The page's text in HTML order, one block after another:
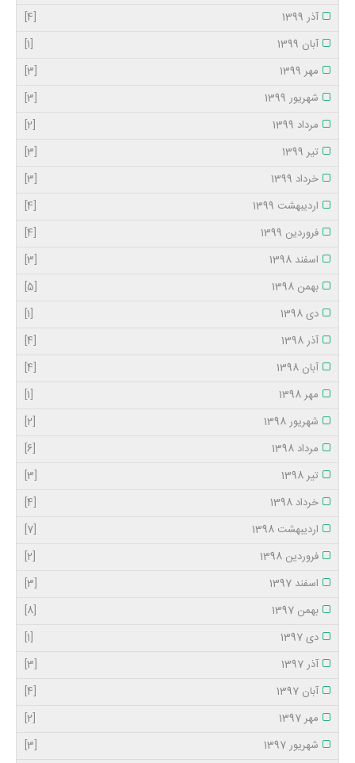
آذر 1399
[4]
آبان 1399
[1]
مهر 1399
[3]
شهریور 1399
[3]
مرداد 1399
[2]
تیر 1399
[3]
خرداد 1399
[3]
اردیبهشت 1399
[4]
فروردین 1399
[4]
اسفند 1398
[3]
بهمن 1398
[5]
دی 1398
[1]
آذر 1398
[4]
آبان 1398
[4]
مهر 1398
[1]
شهریور 1398
[2]
مرداد 1398
[6]
تیر 1398
[3]
خرداد 1398
[4]
اردیبهشت 1398
[7]
فروردین 1398
[2]
اسفند 1397
[3]
بهمن 1397
[8]
دی 1397
[1]
آذر 1397
[3]
آبان 1397
[4]
مهر 1397
[2]
شهریور 1397
[3]